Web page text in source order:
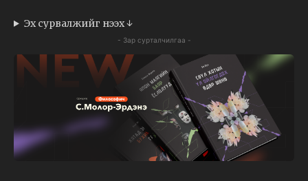
Эх сурвалжийг нээх ↓
- Зар сурталчилгаа -